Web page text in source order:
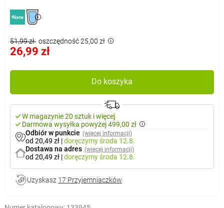
51,99 zł oszczędność 25,00 zł
26,99 zł
Do koszyka
W magazynie 20 sztuk i więcej
Darmowa wysyłka powyżej 499,00 zł
Odbiór w punkcie (więcej informacji)
od 20,49 zł |doręczymyśroda 12.8.
Dostawa na adres (więcej informacji)
od 20,49 zł |doręczymyśroda 12.8.
Uzyskasz 17 Przyjemniaczków